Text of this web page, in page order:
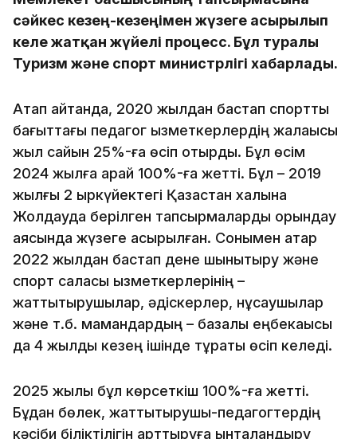
сәйкес кезең-кезеңімен жүзеге асырылып
келе жатқан жүйелі процесс. Бұл туралы
Туризм және спорт министрлігі хабарлады.
Атап айтқанда, 2020 жылдан бастап спорттық
бағыттағы педагог қызметкерлердің жалақысы
жыл сайын 25%-ға өсіп отырды. Бұл өсім
2024 жылға қарай 100%-ға жетті. Бұл – 2019
жылғы 2 қыркүйектегі Қазақстан халқына
Жолдауда берілген тапсырмаларды орындау
аясында жүзеге асырылған. Сонымен қатар
2022 жылдан бастап дене шынықтыру және
спорт саласы қызметкерлерінің –
жаттықтырушылар, әдіскерлер, нұсқаушылар
және т.б. мамандардың – базалық еңбекақысы
да 4 жылдық кезең ішінде тұрақты өсіп келеді.
2025 жылы бұл көрсеткіш 100%-ға жетті.
Бұдан бөлек, жаттықтырушы-педагогтердің
кәсіби біліктілігін арттыруға ынталандыру